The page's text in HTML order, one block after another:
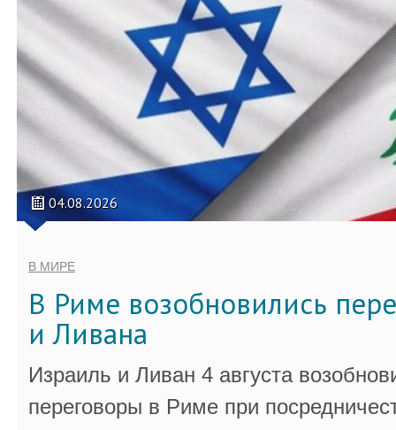
04.08.2026
В МИРЕ
В Риме возобновились
и Ливана
Израиль и Ливан 4 августа
переговоры в Риме при